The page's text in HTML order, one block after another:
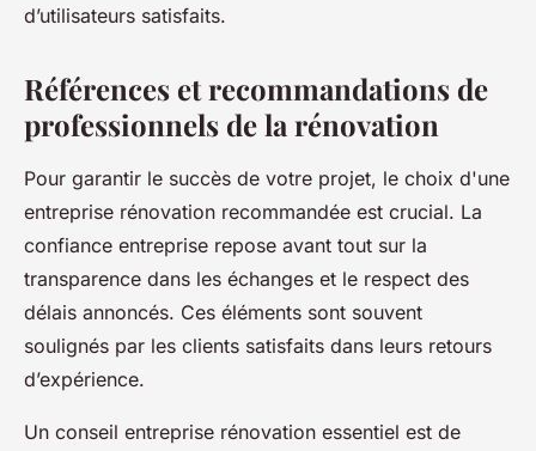
d’utilisateurs satisfaits.
Références et recommandations de
professionnels de la rénovation
Pour garantir le succès de votre projet, le choix d'une
entreprise rénovation recommandée est crucial. La
confiance entreprise repose avant tout sur la
transparence dans les échanges et le respect des
délais annoncés. Ces éléments sont souvent
soulignés par les clients satisfaits dans leurs retours
d’expérience.
Un conseil entreprise rénovation essentiel est de